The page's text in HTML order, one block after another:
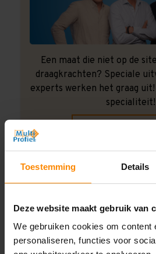
Toestemming Details
Deze website maakt gebruik van
We gebruiken cookies om content
personaliseren, functies voor
Een maat die niet op de
draagkrachten? Speciale
experts werken het graag
specialiteit!
Montage